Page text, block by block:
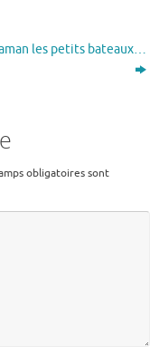
les petits bateaux…
obligatoires sont